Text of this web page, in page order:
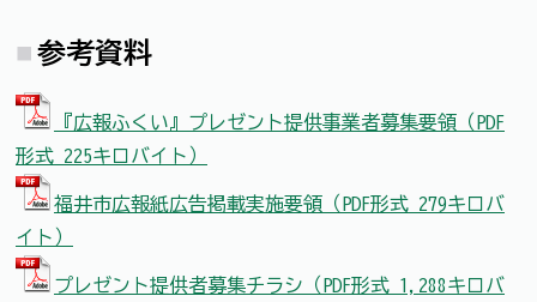
参考資料
『広報ふくい』プレゼント提供事業者募集要領（PDF
形式 225キロバイト）
福井市広報紙広告掲載実施要領（PDF形式 279キロバ
イト）
プレゼント提供者募集チラシ（PDF形式 1,288キロバ